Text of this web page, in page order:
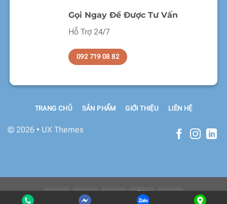
Gọi Ngay Để Được Tư Vấn
Hỗ Trợ 24/7
092 719 08 82
© 2026 • UX Themes
TRANG CHỦ SẢN PHẨM GIỚI THIỆU LIÊN HỆ